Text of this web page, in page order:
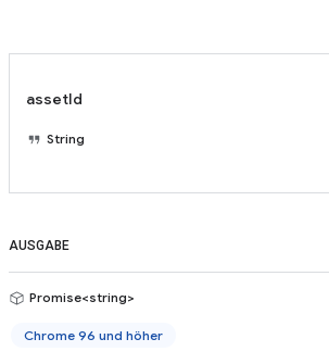
assetId
String
AUSGABE
Promise<string>
Chrome 96 und höher